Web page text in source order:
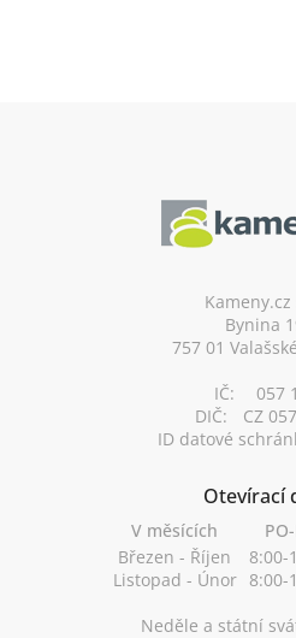
Kameny.cz
Bynina
757 01
IČ:
057
DIČ:
CZ
ID datové
Otevírací
V měsících
Březen - Říjen
8:00-
Listopad - Únor 8:00-
Neděle a státní